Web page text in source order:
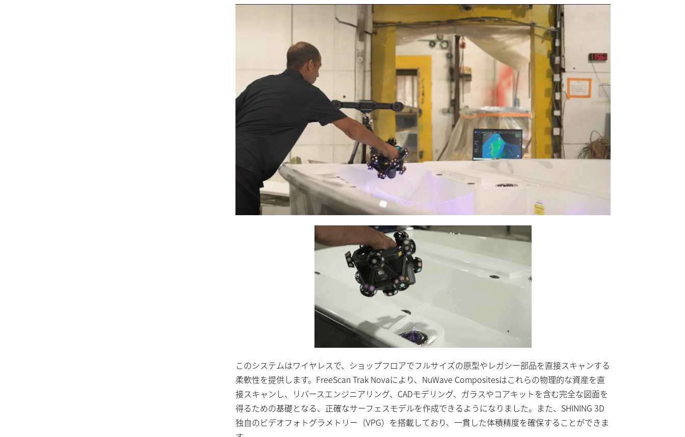
このシステムはワイヤレスで、ショップフロアでフルサイズの原型やレガシー部品を直接スキャンする
柔軟性を提供します。FreeScan Trak Novaにより、NuWave Compositesはこれらの物理的な資産を直
接スキャンし、リバースエンジニアリング、CADモデリング、ガラスやコアキットを含む完全な図面を
得るための基礎となる、正確なサーフェスモデルを作成できるようになりました。また、SHINING 3D
独自のビデオフォトグラメトリー（VPG）を搭載しており、一貫した体積精度を確保することができま